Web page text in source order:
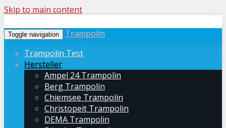
Skip to main content
Toggle navigation
Trampolin
Trampolin Test
Hersteller
Ampel 24 Trampolin
Berg Trampolin
Chiemsee Trampolin
Christopeit Trampolin
DEMA Trampolin